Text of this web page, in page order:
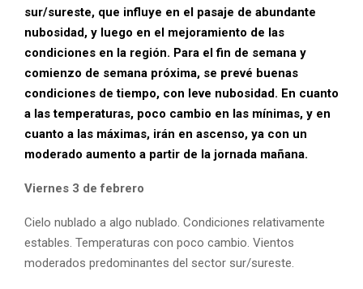
sur/sureste, que influye en el pasaje de abundante
nubosidad, y luego en el mejoramiento de las
condiciones en la región. Para el fin de semana y
comienzo de semana próxima, se prevé buenas
condiciones de tiempo, con leve nubosidad. En cuanto
a las temperaturas, poco cambio en las mínimas, y en
cuanto a las máximas, irán en ascenso, ya con un
moderado aumento a partir de la jornada mañana.
Viernes 3 de febrero
Cielo nublado a algo nublado. Condiciones relativamente
estables. Temperaturas con poco cambio. Vientos
moderados predominantes del sector sur/sureste.